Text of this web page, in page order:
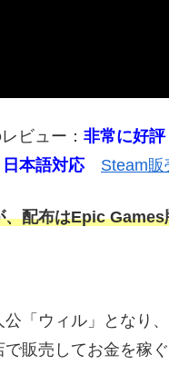
ビュー： 非常に好評
日本語対応 Steam販
配布はEpic Games
「ウィル」となり
販売してお金を稼ぐ